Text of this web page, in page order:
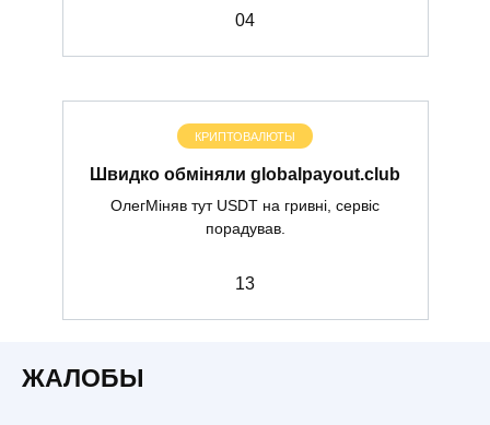
04
КРИПТОВАЛЮТЫ
Швидко обміняли globalpayout.club
ОлегМіняв тут USDT на гривні, сервіс
порадував.
13
ЖАЛОБЫ